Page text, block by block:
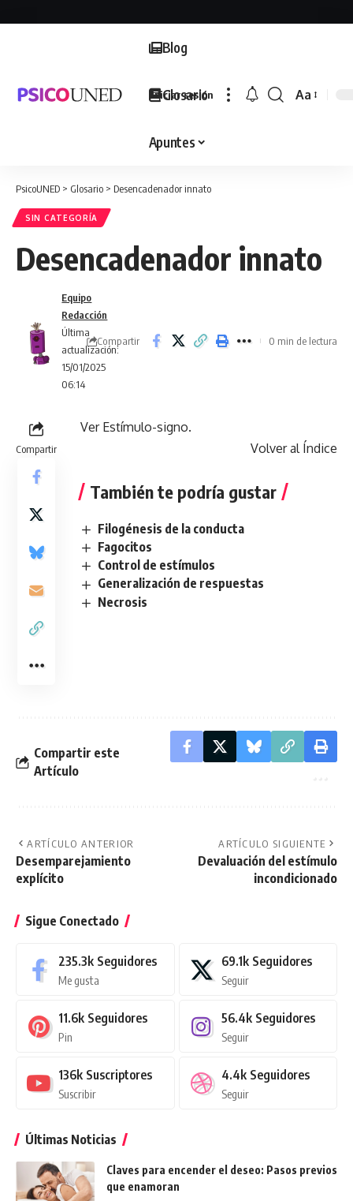
Blog
Glosario
Apuntes
Iniciar sesión
Font
Aa
PsicoUNED > Glosario > Desencadenador innato
SIN CATEGORÍA
Desencadenador innato
Última
actualización:
15/01/2025
06:14
Equipo
Redacción
Compartir 0 min de lectura
Compartir
Ver Estímulo-signo.
Volver al Índice
También te podría gustar
Filogénesis de la conducta
Fagocitos
Control de estímulos
Generalización de respuestas
Necrosis
Compartir este
Artículo
ARTÍCULO ANTERIOR
Desemparejamiento
explícito
ARTÍCULO SIGUIENTE
Devaluación del estímulo
incondicionado
Sigue Conectado
235.3k Seguidores
Me gusta
69.1k Seguidores
Seguir
11.6k Seguidores
Pin
56.4k Seguidores
Seguir
136k Suscriptores
Suscribir
4.4k Seguidores
Seguir
Últimas Noticias
Claves para encender el deseo: Pasos previos
que enamoran